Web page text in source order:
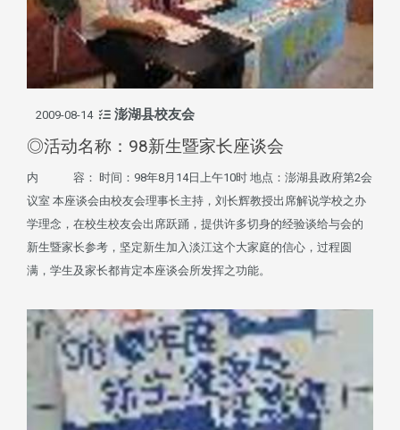
2009-08-14 澎湖县校友会
◎活动名称：98新生暨家长座谈会
内 容： 时间：98年8月14日上午10时 地点：澎湖县政府第2会
议室 本座谈会由校友会理事长主持，刘长辉教授出席解说学校之办
学理念，在校生校友会出席跃踊，提供许多切身的经验谈给与会的
新生暨家长参考，坚定新生加入淡江这个大家庭的信心，过程圆
满，学生及家长都肯定本座谈会所发挥之功能。